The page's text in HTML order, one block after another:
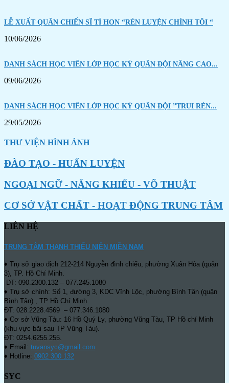
LỄ XUẤT QUÂN CHIẾN SĨ TÍ HON “RÈN LUYỆN CHÍNH TÔI “
10/06/2026
DANH SÁCH HỌC VIÊN LỚP HỌC KỲ QUÂN ĐỘI NÂNG CAO...
09/06/2026
DANH SÁCH HỌC VIÊN LỚP HỌC KỲ QUÂN ĐỘI ”TRUI RÈN...
29/05/2026
THƯ VIỆN HÌNH ẢNH
ĐÀO TẠO - HUẤN LUYỆN
NGOẠI NGỮ - NĂNG KHIẾU - VÕ THUẬT
CƠ SỞ VẬT CHẤT - HOẠT ĐỘNG TRUNG TÂM
LIÊN HỆ
TRUNG TÂM THANH THIẾU NIÊN MIỀN NAM
♦ Trụ sở giao dịch 212-214 Nguyễn đình chiểu, phường Xuân Hòa (quận
3), TP. Hồ Chí Minh.
ĐT: 090.2300.132 – 077.245.1080
♦ Trụ sở chính: Số 1, đường 3, KDC Vĩnh Lộc, phường Bình Tân (quận
Bình Tân) , TP Hồ Chí Minh.
ĐT: 028.2228.4569 – 077.346.1080
♦ Cơ sở Vũng Tàu: 16 Hồ Quý Ly, phường Vũng Tàu, TP Hồ chí Minh
(khu vực bãi sau TP Vũng Tàu).
ĐT: 0254.6255.255.
♦ Email: tuvansyc@gmail.com
♦ Hotline: 0902 300 132
SYC